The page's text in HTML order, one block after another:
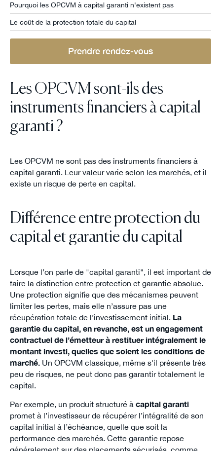
Pourquoi les OPCVM à capital garanti n'existent pas
Le coût de la protection totale du capital
Prendre rendez-vous
Les OPCVM sont-ils des
instruments financiers à capital
garanti ?
Les OPCVM ne sont pas des instruments financiers à
capital garanti. Leur valeur varie selon les marchés, et il
existe un risque de perte en capital.
Différence entre protection du
capital et garantie du capital
Lorsque l’on parle de "capital garanti", il est important de
faire la distinction entre protection et garantie absolue.
Une protection signifie que des mécanismes peuvent
limiter les pertes, mais elle n’assure pas une
récupération totale de l’investissement initial. La
garantie du capital, en revanche, est un engagement
contractuel de l’émetteur à restituer intégralement le
montant investi, quelles que soient les conditions de
marché. Un OPCVM classique, même s'il présente très
peu de risques, ne peut donc pas garantir totalement le
capital.
Par exemple, un produit structuré à capital garanti
promet à l’investisseur de récupérer l’intégralité de son
capital initial à l’échéance, quelle que soit la
performance des marchés. Cette garantie repose